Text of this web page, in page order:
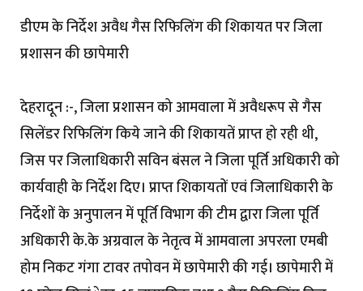
डीएम के निर्देश अवैध गैस रिफिलिंग की शिकायत पर जिला
प्रशासन की छापेमारी
देहरादून :-, जिला प्रशासन को आमवाला में अवैधरूप से गैस
सिलेंडर रिफिलिंग किये जाने की शिकायतें प्राप्त हो रही थी,
जिस पर जिलाधिकारी सविन बंसल ने जिला पूर्ति अधिकारी को
कार्यवाही के निर्देश दिए। प्राप्त शिकायतों एवं जिलाधिकारी के
निर्देशों के अनुपालन में पूर्ति विभाग की टीम द्वारा जिला पूर्ति
अधिकारी के.के अग्रवाल के नेतृत्व में आमवाला अपरला एमबी
होम निकट गंगा टावर तपोवन में छापेमारी की गई। छापेमारी में